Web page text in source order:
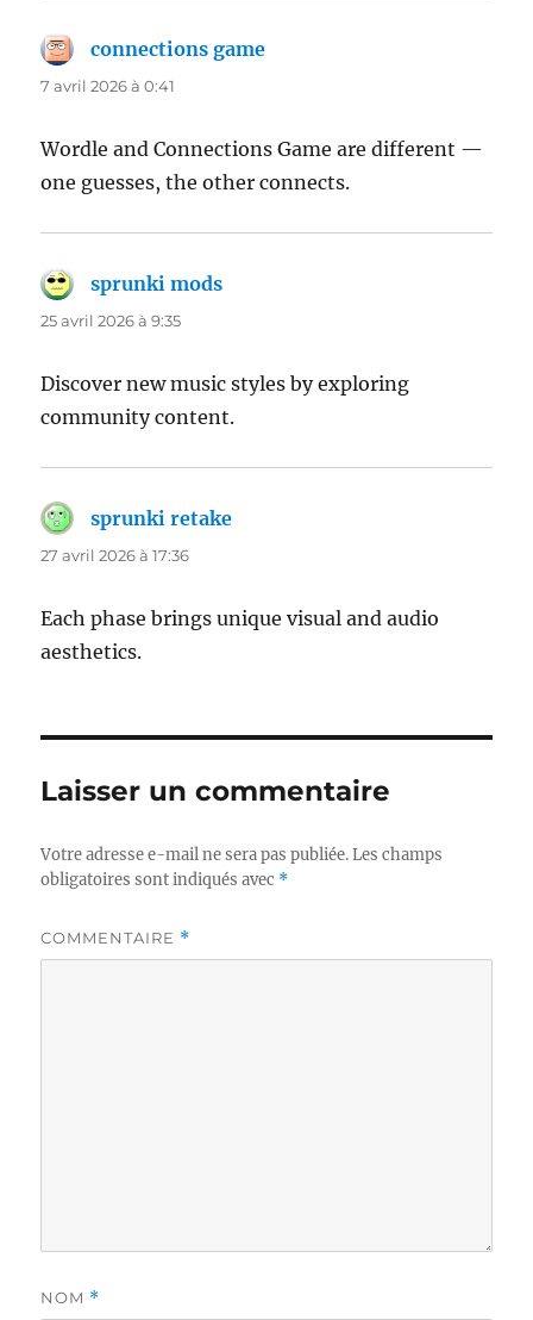
connections game
7 avril 2026 à 0:41
Wordle and Connections Game are different —
one guesses, the other connects.
sprunki mods
25 avril 2026 à 9:35
Discover new music styles by exploring
community content.
sprunki retake
27 avril 2026 à 17:36
Each phase brings unique visual and audio
aesthetics.
Laisser un commentaire
Votre adresse e-mail ne sera pas publiée. Les champs
obligatoires sont indiqués avec *
COMMENTAIRE *
NOM *